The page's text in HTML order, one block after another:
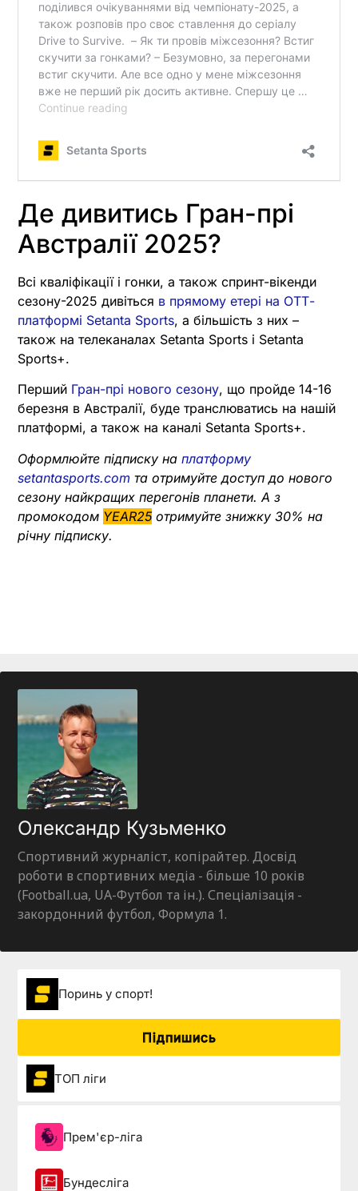
Де дивитись Гран-прі
Австралії 2025?
Всі кваліфікації і гонки, а також спринт-вікенди
сезону-2025 дивіться в прямому етері на ОТТ-
платформі Setanta Sports, а більшість з них –
також на телеканалах Setanta Sports і Setanta
Sports+.
Перший Гран-прі нового сезону, що пройде 14-16
березня в Австралії, буде транслюватись на нашій
платформі, а також на каналі Setanta Sports+.
Оформлюйте підписку на платформу
setantasports.com та отримуйте доступ до нового
сезону найкращих перегонів планети. А з
промокодом YEAR25отримуйте знижку 30% на
річну підписку.
Олександр Кузьменко
Спортивний журналіст, копірайтер. Досвід
роботи в спортивних медіа - більше 10 років
(Football.ua, UA-Футбол та ін.). Спеціалізація -
закордонний футбол, Формула 1.
Поринь у спорт!
Підпишись
ТОП ліги
Прем'єр-ліга
Бундесліга